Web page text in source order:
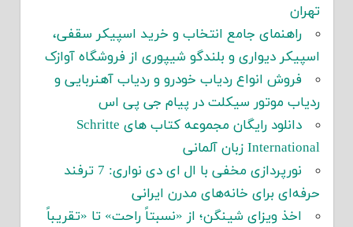
تهران
راهنمای جامع انتخاب و خرید اسپیکر سقفی،
اسپیکر دیواری و بلندگو شیپوری از فروشگاه آوازک
فروش انواع ردیاب خودرو و ردیاب آهنربایی و
ردیاب موتور سیکلت در پیام جی پی اس
دانلود رایگان مجموعه کتاب های Schritte
International زبان آلمانی
نورپردازی مخفی با ال ای دی نواری: 7 ترفند
حرفه‌ای برای خانه‌های مدرن ایرانی
اخذ ویزای شینگن؛ از «نسبتاً راحت» تا «تقریباً